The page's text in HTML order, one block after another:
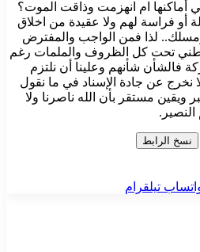
أماكنها ام انهزمت وذاقت الموت؟
أو فراسة لهم ولا عقيدة من اخلاق
لذا فمن الواجب والمفترض
تحت كل الظروف والملمات رغم
فالشأن شأنهم وعلينا أن نلتزم
نخرج عن جادة الإسناد في ما نقول
مستقر بأن الله ناصرنا ولا
نسخ الرابط
تيلقرام